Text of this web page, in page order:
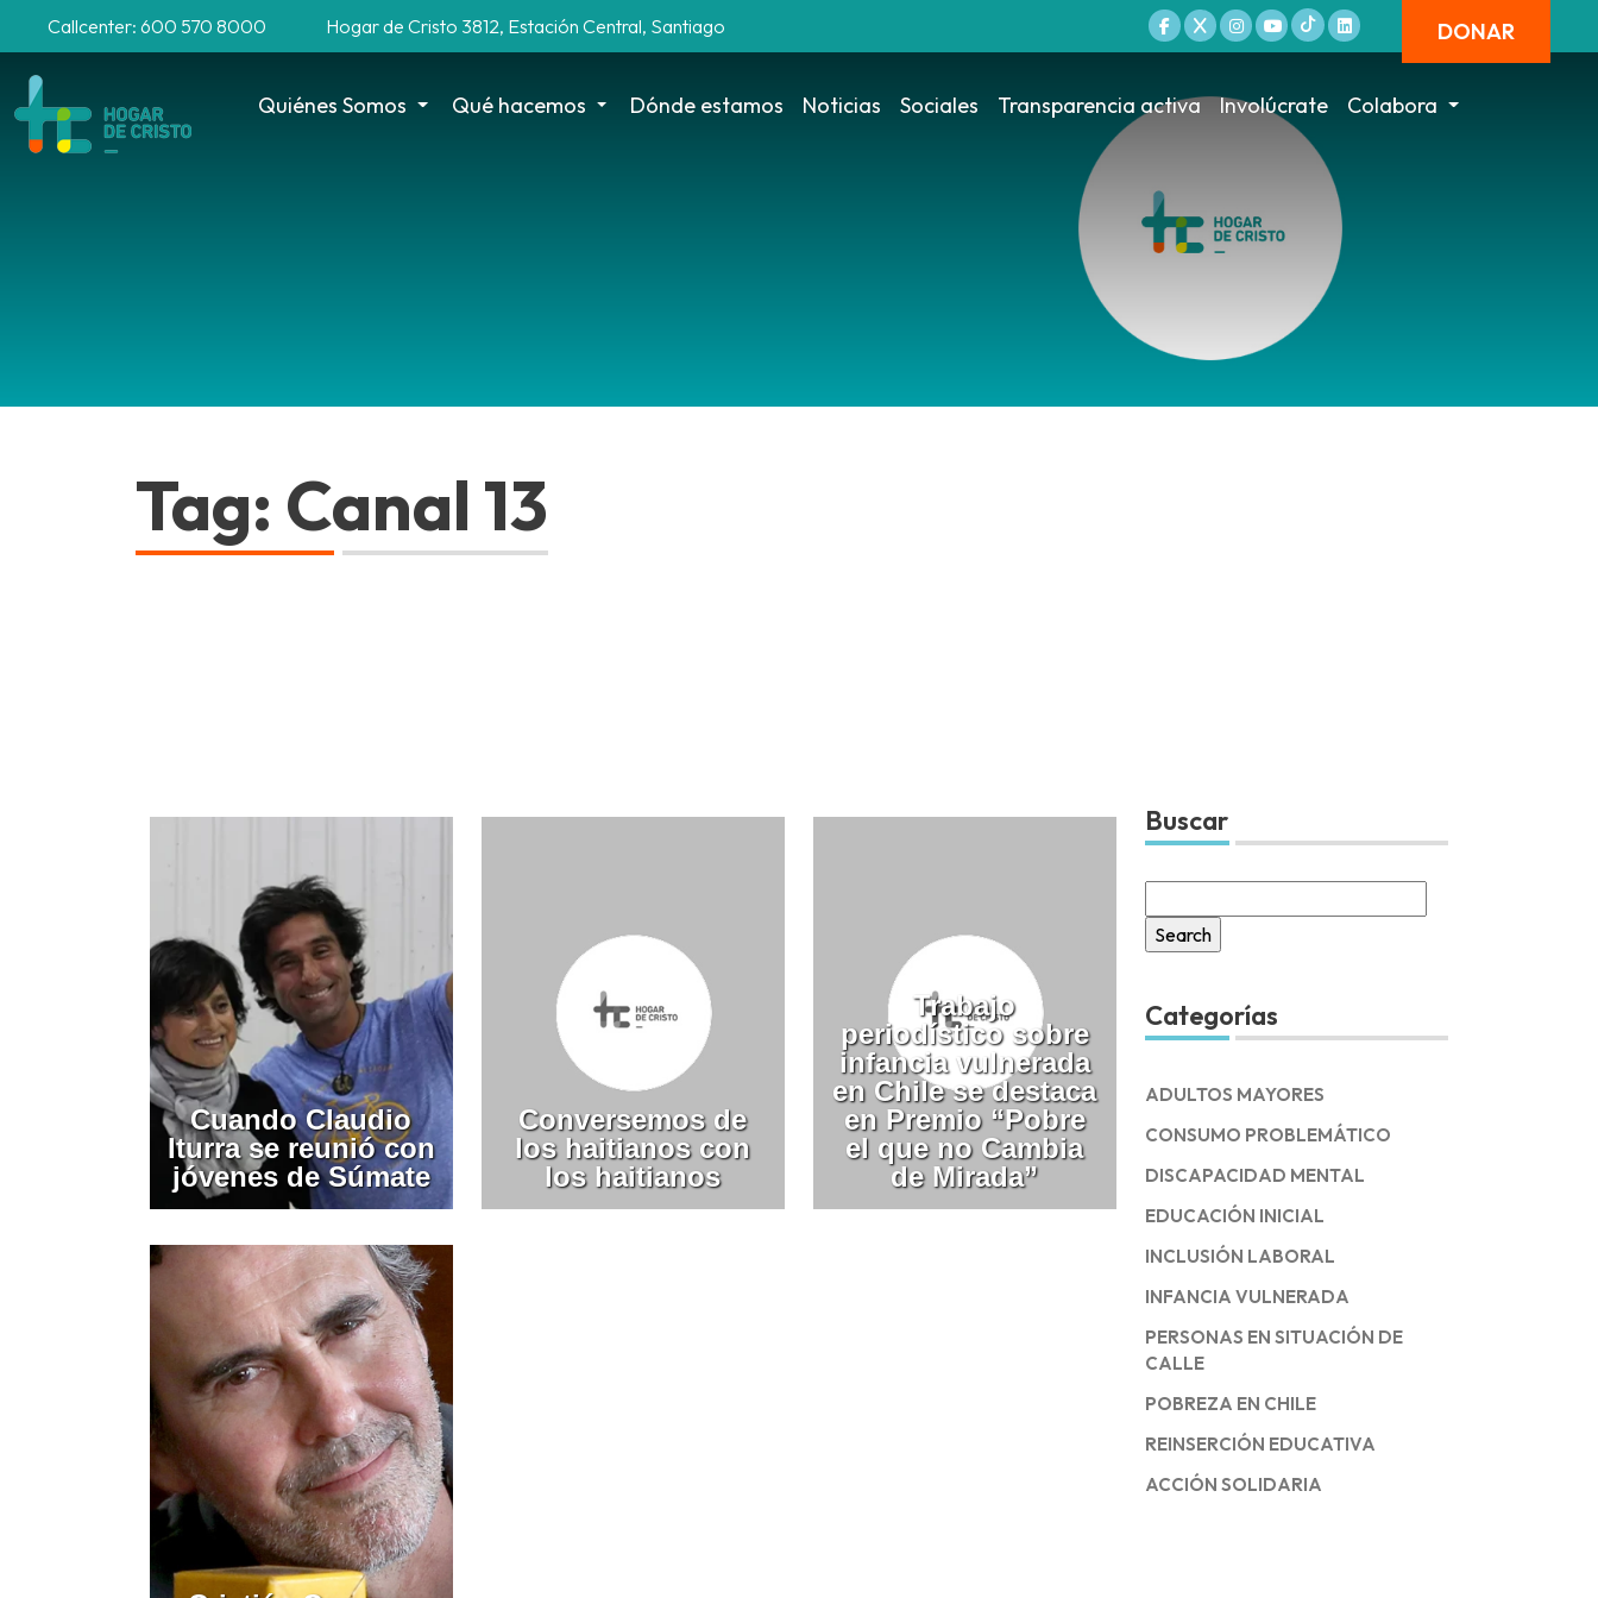
Callcenter: 600 570 8000 Hogar de Cristo 3812, Estación Central, Santiago DONAR
Quiénes Somos Qué hacemos Dónde estamos Noticias Sociales Transparencia activa Involúcrate Colabora
Tag: Canal 13
Cuando Claudio
Iturra se reunió con
jóvenes de Súmate
Conversemos de
los haitianos con
los haitianos
Trabajo
periodístico sobre
infancia vulnerada
en Chile se destaca
en Premio “Pobre
el que no Cambia
de Mirada”
Buscar
for:
Categorías
ADULTOS MAYORES
CONSUMO PROBLEMÁTICO
DISCAPACIDAD MENTAL
EDUCACIÓN INICIAL
INCLUSIÓN LABORAL
INFANCIA VULNERADA
PERSONAS EN SITUACIÓN DE
CALLE
POBREZA EN CHILE
REINSERCIÓN EDUCATIVA
ACCIÓN SOLIDARIA